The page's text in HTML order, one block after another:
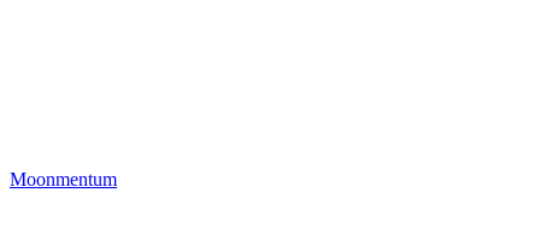
Moonmentum